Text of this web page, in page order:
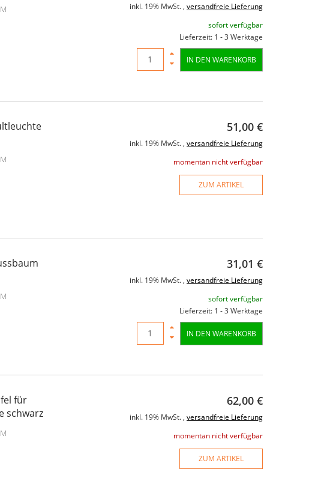
inkl. 19% MwSt. , versandfreie Lieferung
sofort verfügbar
Lieferzeit: 1 - 3 Werktage
IN DEN WARENKORB
51,00 €
inkl. 19% MwSt. , versandfreie Lieferung
momentan nicht verfügbar
ZUM ARTIKEL
31,01 €
inkl. 19% MwSt. , versandfreie Lieferung
sofort verfügbar
Lieferzeit: 1 - 3 Werktage
IN DEN WARENKORB
für
schwarz
62,00 €
inkl. 19% MwSt. , versandfreie Lieferung
momentan nicht verfügbar
ZUM ARTIKEL